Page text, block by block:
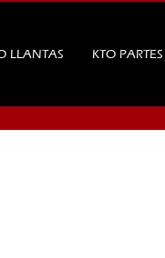
LLANTAS KTO PARTES